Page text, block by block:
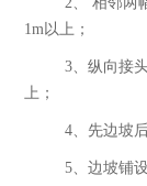
1m以上；
3、纵向接
上；
4、先边坡
5、边坡铺